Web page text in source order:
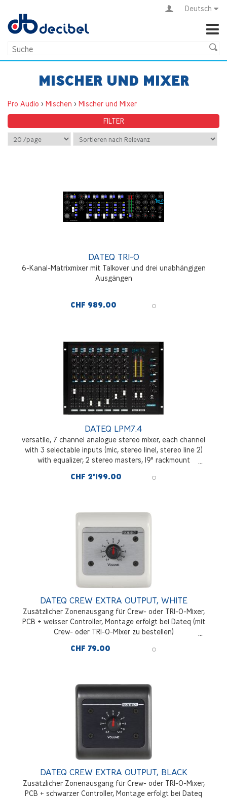
Deutsch
MISCHER UND MIXER
Pro Audio > Mischen > Mischer und Mixer
FILTER
DATEQ TRI-O
6-Kanal-Matrixmixer mit Talkover und drei unabhängigen
Ausgängen
CHF 989.00
DATEQ LPM7.4
versatile, 7 channel analogue stereo mixer, each channel
with 3 selectable inputs (mic, stereo line1, stereo line 2)
with equalizer, 2 stereo masters, 19" rackmount
CHF 2'199.00
DATEQ CREW EXTRA OUTPUT, WHITE
Zusätzlicher Zonenausgang für Crew- oder TRI-O-Mixer,
PCB + weisser Controller, Montage erfolgt bei Dateq (mit
Crew- oder TRI-O-Mixer zu bestellen)
CHF 79.00
DATEQ CREW EXTRA OUTPUT, BLACK
Zusätzlicher Zonenausgang für Crew- oder TRI-O-Mixer,
PCB + schwarzer Controller, Montage erfolgt bei Dateq